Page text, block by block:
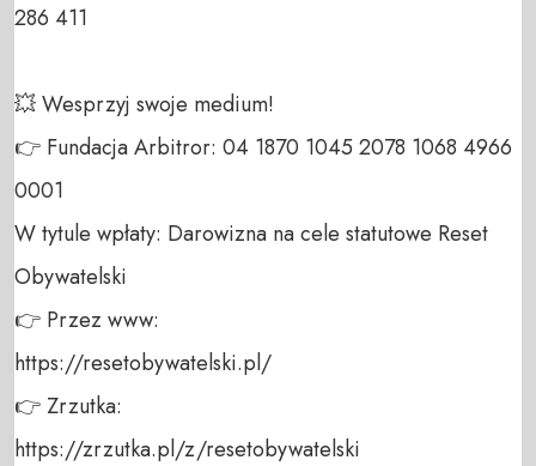
286 411
💥 Wesprzyj swoje medium!
👉 Fundacja Arbitror: 04 1870 1045 2078 1068 4966
0001
W tytule wpłaty: Darowizna na cele statutowe Reset
Obywatelski
👉 Przez www:
https://resetobywatelski.pl/
👉 Zrzutka:
https://zrzutka.pl/z/resetobywatelski